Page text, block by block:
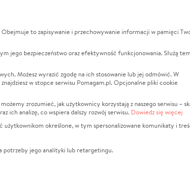
Zbieraj na
Leczenie
Zwierzęta
Pożar
Sport
Pomoc Finansowa
Pogrzeb
LGBTQ+
Powódź
Wichura
Religia
Edukacja
to zapisywanie i przechowywanie informacji w pamięci
jego bezpieczeństwo oraz efektywność funkcjonowania. Służą
Możesz wyrazić zgodę na ich stosowanie lub jej odmówić. W
w stopce serwisu Pomagam.pl. Opcjonalne pliki cookie
zrozumieć, jak użytkownicy korzystają z naszego serwisu –
ich analizę, co wspiera dalszy rozwój serwisu. Dowiedz się więcej
określone, w tym spersonalizowane komunikaty i
potrzeby jego analityki lub retargetingu.